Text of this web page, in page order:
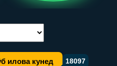
забон:
илова кунед 18097